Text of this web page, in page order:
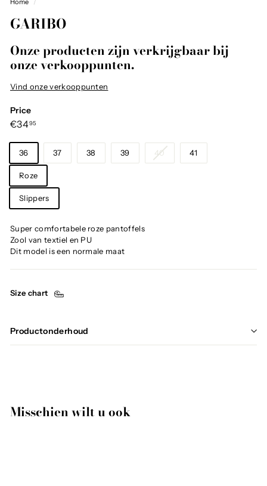
Home /
GARIBO
Onze producten zijn verkrijgbaar bij
onze verkooppunten.
Vind onze verkooppunten
Price
Regular
€3495
Maat
36 37 38 39 40 41
KleurRoze
Categorie
Slippers
Super comfortabele roze pantoffels
Zool van textiel en PU
Dit model is een normale maat
Size chart
Productonderhoud
Misschien wilt u ook